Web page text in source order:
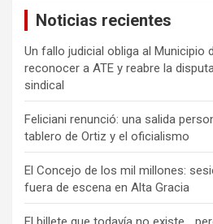
Noticias recientes
Un fallo judicial obliga al Municipio
reconocer a ATE y reabre la
sindical
Feliciani renunció: una salida
tablero de Ortiz y el oficialismo
El Concejo de los mil millones:
fuera de escena en Alta Gracia